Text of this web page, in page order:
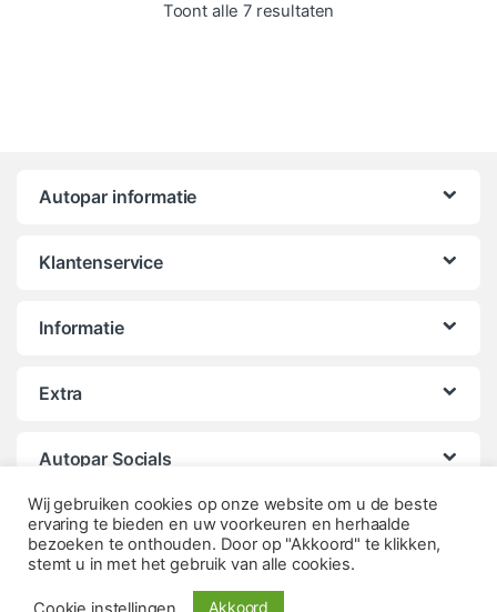
Toont alle 7 resultaten
Autopar informatie
Klantenservice
Informatie
Extra
Autopar Socials
Wij gebruiken cookies op onze website om u de beste
ervaring te bieden en uw voorkeuren en herhaalde
bezoeken te onthouden. Door op "Akkoord" te klikken,
stemt u in met het gebruik van alle cookies.
Akkoord